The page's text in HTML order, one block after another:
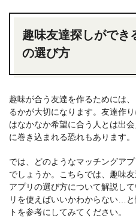
趣味友達探しができ
の選び方
趣味が合う友達を作るためには
るかが大切になります。友達作
はなかなか希望に合う人とは出
に巻き込まれる恐れもあります。
では、どのようなマッチングア
でしょうか。こちらでは、趣味
アプリの選び方について解説し
リを使えばいいかわからない…
トを参考にしてみてください。